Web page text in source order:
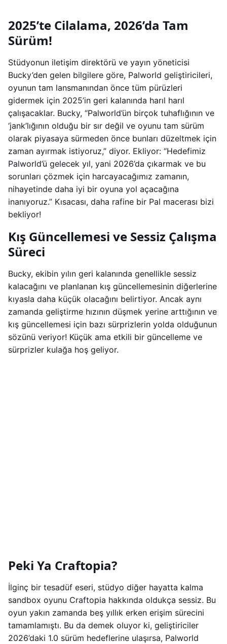
2025’te Cilalama, 2026’da Tam
Sürüm!
Stüdyonun iletişim direktörü ve yayın yöneticisi
Bucky’den gelen bilgilere göre, Palworld geliştiricileri,
oyunun tam lansmanından önce tüm pürüzleri
gidermek için 2025’in geri kalanında harıl harıl
çalışacaklar. Bucky, “Palworld’ün birçok tuhaflığının ve
‘jank’lığının olduğu bir sır değil ve oyunu tam sürüm
olarak piyasaya sürmeden önce bunları düzeltmek için
zaman ayırmak istiyoruz,” diyor. Ekliyor: “Hedefimiz
Palworld’ü gelecek yıl, yani 2026’da çıkarmak ve bu
sorunları çözmek için harcayacağımız zamanın,
nihayetinde daha iyi bir oyuna yol açacağına
inanıyoruz.” Kısacası, daha rafine bir Pal macerası bizi
bekliyor!
Kış Güncellemesi ve Sessiz Çalışma
Süreci
Bucky, ekibin yılın geri kalanında genellikle sessiz
kalacağını ve planlanan kış güncellemesinin diğerlerine
kıyasla daha küçük olacağını belirtiyor. Ancak aynı
zamanda geliştirme hızının düşmek yerine arttığının ve
kış güncellemesi için bazı sürprizlerin yolda olduğunun
sözünü veriyor! Küçük ama etkili bir güncelleme ve
sürprizler kulağa hoş geliyor.
Peki Ya Craftopia?
İlginç bir tesadüf eseri, stüdyo diğer hayatta kalma
sandbox oyunu Craftopia hakkında oldukça sessiz. Bu
oyun yakın zamanda beş yıllık erken erişim sürecini
tamamlamıştı. Bu da demek oluyor ki, geliştiriciler
2026’daki 1.0 sürüm hedeflerine ulaşırsa, Palworld